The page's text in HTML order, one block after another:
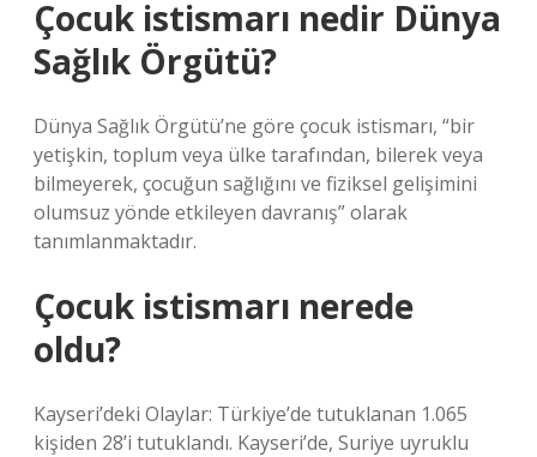
Çocuk istismarı nedir Dünya
Sağlık Örgütü?
Dünya Sağlık Örgütü’ne göre çocuk istismarı, “bir
yetişkin, toplum veya ülke tarafından, bilerek veya
bilmeyerek, çocuğun sağlığını ve fiziksel gelişimini
olumsuz yönde etkileyen davranış” olarak
tanımlanmaktadır.
Çocuk istismarı nerede
oldu?
Kayseri’deki Olaylar: Türkiye’de tutuklanan 1.065
kişiden 28’i tutuklandı. Kayseri’de, Suriye uyruklu